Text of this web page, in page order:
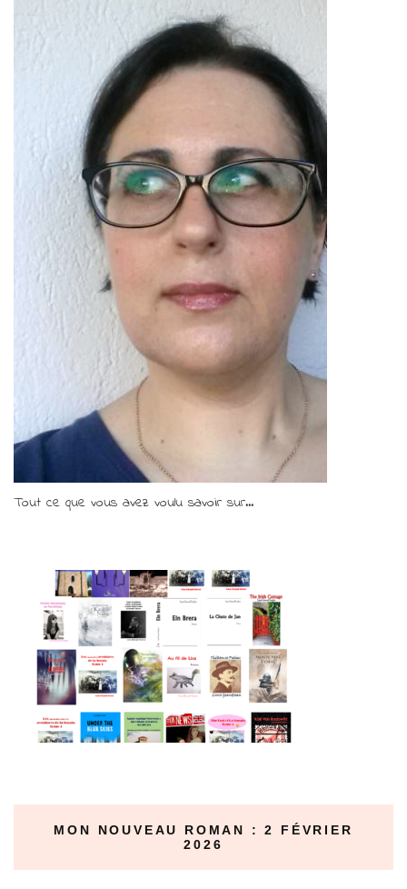
Tout ce que vous avez voulu savoir sur...
MON NOUVEAU ROMAN : 2 FÉVRIER
2026